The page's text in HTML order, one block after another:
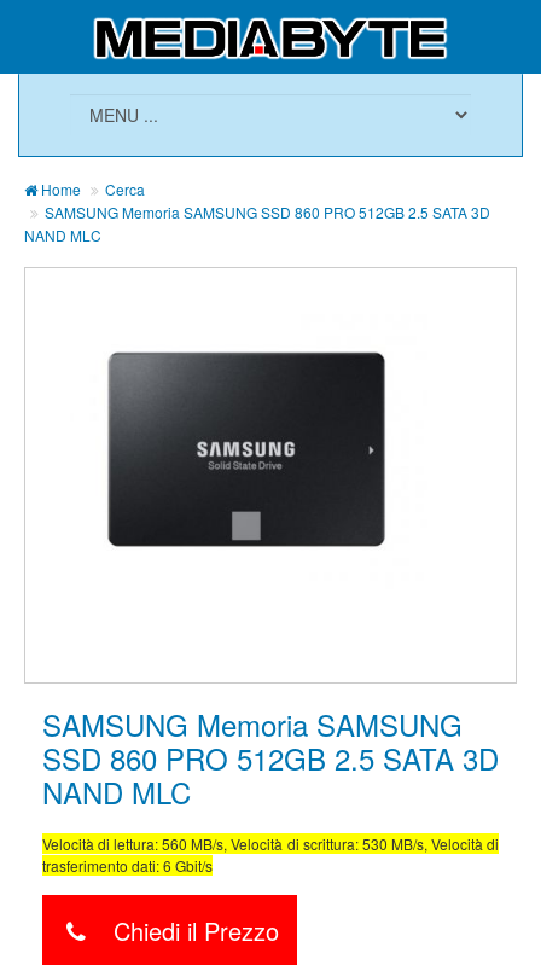
Home
Cerca
SAMSUNG Memoria SAMSUNG SSD 860 PRO 512GB 2.5 SATA 3D
NAND MLC
SAMSUNG Memoria SAMSUNG
SSD 860 PRO 512GB 2.5 SATA 3D
NAND MLC
Velocità di lettura: 560 MB/s, Velocità di scrittura: 530 MB/s, Velocità di
trasferimento dati: 6 Gbit/s
Chiedi il Prezzo